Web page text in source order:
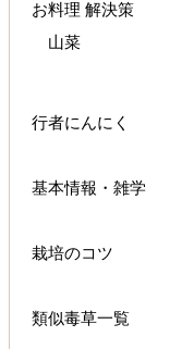
お料理 解決策
山菜
行者にんにく
基本情報・雑学
栽培のコツ
類似毒草一覧